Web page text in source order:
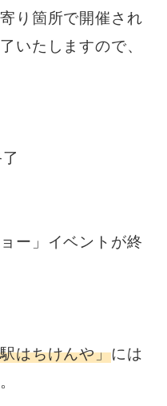
の
り箇所で開催され
いたしますので、
ー」イベントが終
はちけんや」には